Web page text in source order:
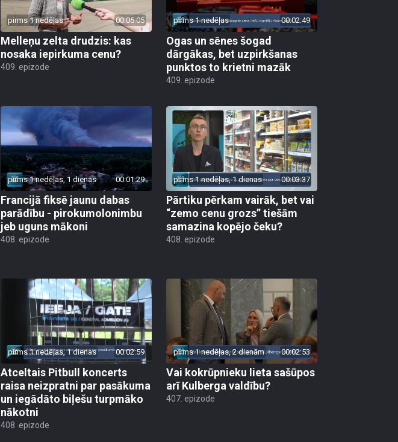
pirms 1 nedēļas 00:05:05
Melleņu zelta drudzis: kas
nosaka iepirkuma cenu?
409. epizode
pirms 1 nedēļas 00:02:49
Ogas un sēnes šogad
dārgākas, bet uzpirkšanas
punktos to krietni mazāk
409. epizode
pirms 1 nedēļas, 1 dienas 00:01:29
Francijā fiksē jaunu dabas
parādību - pirokumolonimbu
jeb uguns mākoni
408. epizode
pirms 1 nedēļas, 1 dienas 00:03:37
Pārtiku pērkam vairāk, bet vai
“zemo cenu grozs” tiešām
samazina kopējo čeku?
408. epizode
pirms 1 nedēļas, 1 dienas 00:02:59
Atceltais Pitbull koncerts
raisa neizpratni par pasākuma
un iegādāto biļešu turpmāko
nākotni
408. epizode
pirms 1 nedēļas, 2 dienām 00:02:53
Vai kokrūpnieku lieta sašūpos
arī Kulberga valdību?
407. epizode